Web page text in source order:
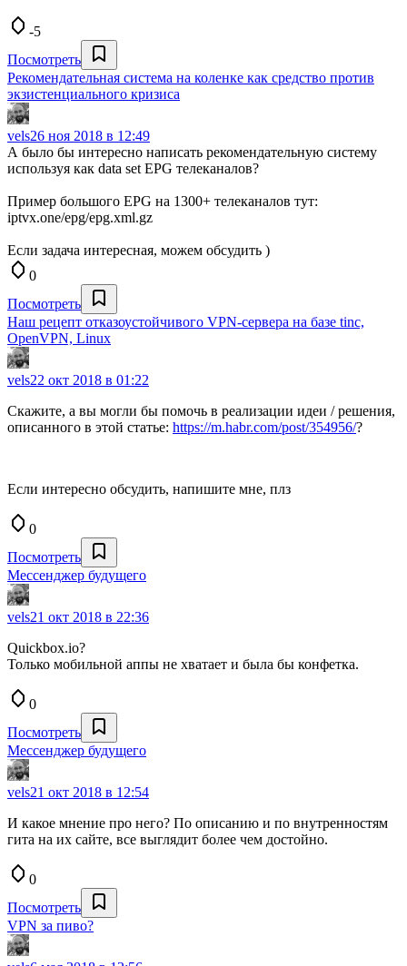
-5
Посмотреть
Рекомендательная система на коленке как средство против
экзистенциального кризиса
vels26 ноя 2018 в 12:49
А было бы интересно написать рекомендательную систему
используя как data set EPG телеканалов?
Пример большого EPG на 1300+ телеканалов тут:
iptvx.one/epg/epg.xml.gz
Если задача интересная, можем обсудить )
0
Посмотреть
Наш рецепт отказоустойчивого VPN-сервера на базе tinc,
OpenVPN, Linux
vels22 окт 2018 в 01:22
Скажите, а вы могли бы помочь в реализации идеи / решения,
описанного в этой статье: https://m.habr.com/post/354956/?
Если интересно обсудить, напишите мне, плз
0
Посмотреть
Мессенджер будущего
vels21 окт 2018 в 22:36
Quickbox.io?
Только мобильной аппы не хватает и была бы конфетка.
0
Посмотреть
Мессенджер будущего
vels21 окт 2018 в 12:54
И какое мнение про него? По описанию и по внутренностям
гита на их сайте, все выглядит более чем достойно.
0
Посмотреть
VPN за пиво?